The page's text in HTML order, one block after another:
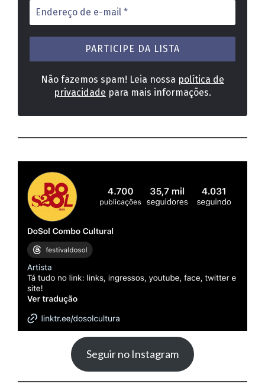
Endereço
de
e-
mail
Não fazemos spam! Leia nossa política de
privacidade para mais informações.
Seguir no Instagram